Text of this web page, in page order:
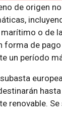
de origen
o de
forma de
un período
renovable.